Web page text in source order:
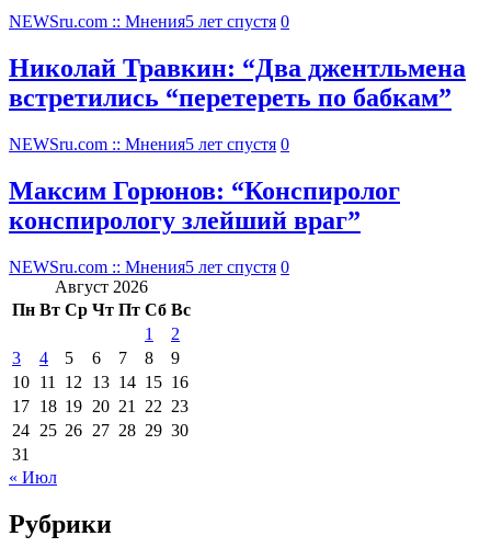
NEWSru.com :: Мнения5 лет спустя 0
Николай Травкин: “Два джентльмена
встретились “перетереть по бабкам”
NEWSru.com :: Мнения5 лет спустя 0
Максим Горюнов: “Конспиролог
конспирологу злейший враг”
NEWSru.com :: Мнения5 лет спустя 0
Август 2026
Пн Вт Ср Чт Пт Сб Вс
1
2
3
4 5 6 7 8
9
10 11 12 13 14 15 16
17 18 19 20 21 22 23
24 25 26 27 28 29 30
31
« Июл
Рубрики